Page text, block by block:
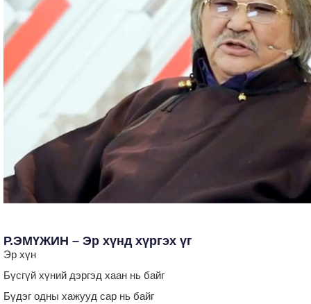
Р.ЭМҮЖИН – Эр хүнд хүргэх үг
Эр хүн
Бүсгүй хүний дэргэд хаан нь байг
Бүдэг одны хажууд сар нь байг